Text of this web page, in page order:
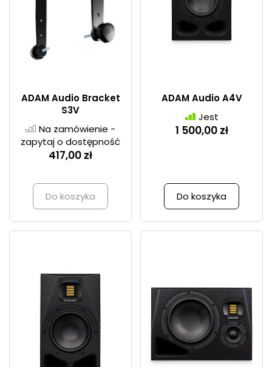
ADAM Audio Bracket
S3V
Na zamówienie -
zapytaj o dostępność
417,00 zł
Do koszyka
ADAM Audio A4V
Jest
1 500,00 zł
Do koszyka